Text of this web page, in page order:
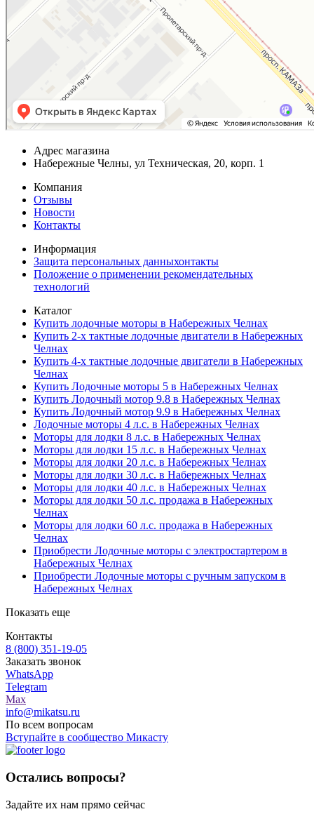
Адрес магазина
Набережные Челны, ул Техническая, 20, корп. 1
Компания
Отзывы
Новости
Контакты
Информация
Защита персональных данныхонтакты
Положение о применении рекомендательных
технологий
Каталог
Купить лодочные моторы в Набережных Челнах
Купить 2-х тактные лодочные двигатели в Набережных
Челнах
Купить 4-х тактные лодочные двигатели в Набережных
Челнах
Купить Лодочные моторы 5 в Набережных Челнах
Купить Лодочный мотор 9.8 в Набережных Челнах
Купить Лодочный мотор 9.9 в Набережных Челнах
Лодочные моторы 4 л.с. в Набережных Челнах
Моторы для лодки 8 л.с. в Набережных Челнах
Моторы для лодки 15 л.с. в Набережных Челнах
Моторы для лодки 20 л.с. в Набережных Челнах
Моторы для лодки 30 л.с. в Набережных Челнах
Моторы для лодки 40 л.с. в Набережных Челнах
Моторы для лодки 50 л.с. продажа в Набережных
Челнах
Моторы для лодки 60 л.с. продажа в Набережных
Челнах
Приобрести Лодочные моторы с электростартером в
Набережных Челнах
Приобрести Лодочные моторы с ручным запуском в
Набережных Челнах
Показать еще
Контакты
8 (800) 351-19-05
Заказать звонок
WhatsApp
Telegram
Max
info@mikatsu.ru
По всем вопросам
Вступайте в сообщество Микасту
Остались вопросы?
Задайте их нам прямо сейчас